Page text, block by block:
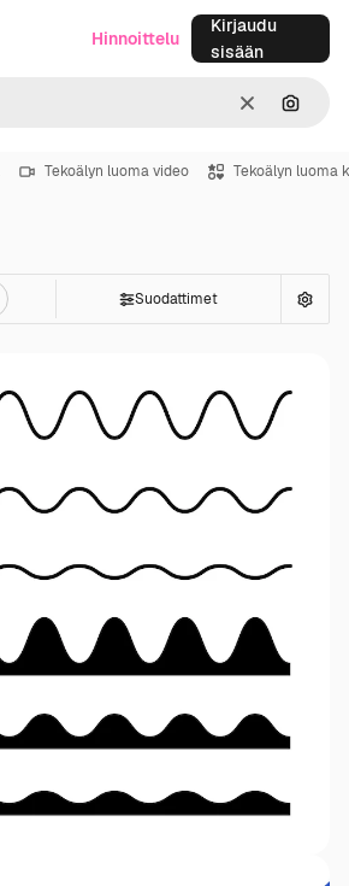
SelkeäHae
Hinnoittelu
Kirjaudu
sisään
Tekoälyn luoma video Tekoälyn luoma
Suodattimet